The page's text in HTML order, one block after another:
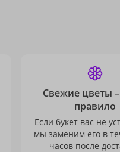
Свежие цветы
правило
Если букет вас не
мы заменим его в
часов после